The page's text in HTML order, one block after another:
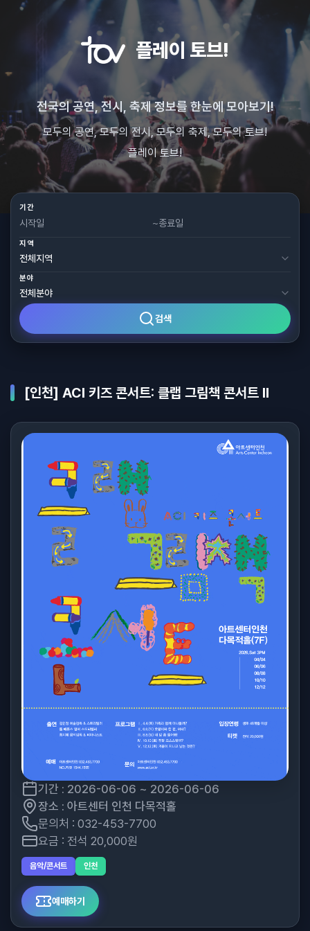
플레이 토브!
전국의 공연, 전시, 축제 정보를 한눈에 모아보기!
모두의 공연, 모두의 전시, 모두의 축제, 모두의 토브!
플레이 토브!
기간
~
지역
분야
검색
[인천] ACI 키즈 콘서트: 클랩 그림책 콘서트 Ⅱ
기간 : 2026-06-06 ~ 2026-06-06
장소 : 아트센터 인천 다목적홀
문의처 : 032-453-7700
요금 : 전석 20,000원
음악/콘서트 인천
예매하기